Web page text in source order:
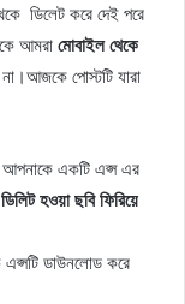
ডিলেট করে দেই পরে
আমরা মোবাইল থেকে
পোস্টটি যারা
একটি এপ্স এর
হওয়া ছবি ফিরিয়ে
এপ্সটি ডাউনলোড করে